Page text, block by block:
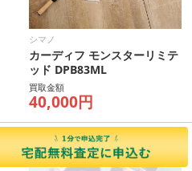
シマノ
カーディフ モンスターリミテ
ッド DPB83ML
買取金額
40,000円